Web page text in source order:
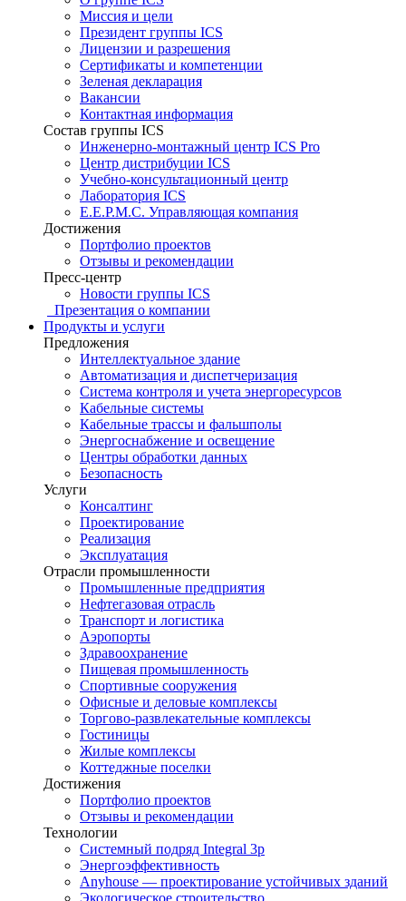
Миссия и цели
Президент группы ICS
Лицензии и разрешения
Сертификаты и компетенции
Зеленая декларация
Вакансии
Контактная информация
Состав группы ICS
Инженерно-монтажный центр ICS Pro
Центр дистрибуции ICS
Учебно-консультационный центр
Лаборатория ICS
E.E.P.M.C. Управляющая компания
Достижения
Портфолио проектов
Отзывы и рекомендации
Пресс-центр
Новости группы ICS
Презентация о компании
Продукты и услуги
Предложения
Интеллектуальное здание
Автоматизация и диспетчеризация
Система контроля и учета энергоресурсов
Кабельные системы
Кабельные трассы и фальшполы
Энергоснабжение и освещение
Центры обработки данных
Безопасность
Услуги
Консалтинг
Проектирование
Реализация
Эксплуатация
Отрасли промышленности
Промышленные предприятия
Нефтегазовая отрасль
Транспорт и логистика
Аэропорты
Здравоохранение
Пищевая промышленность
Спортивные сооружения
Офисные и деловые комплексы
Торгово-развлекательные комплексы
Гостиницы
Жилые комплексы
Коттеджные поселки
Достижения
Портфолио проектов
Отзывы и рекомендации
Технологии
Системный подряд Integral 3p
Энергоэффективность
Anyhouse — проектирование устойчивых зданий
Экологическое строительство